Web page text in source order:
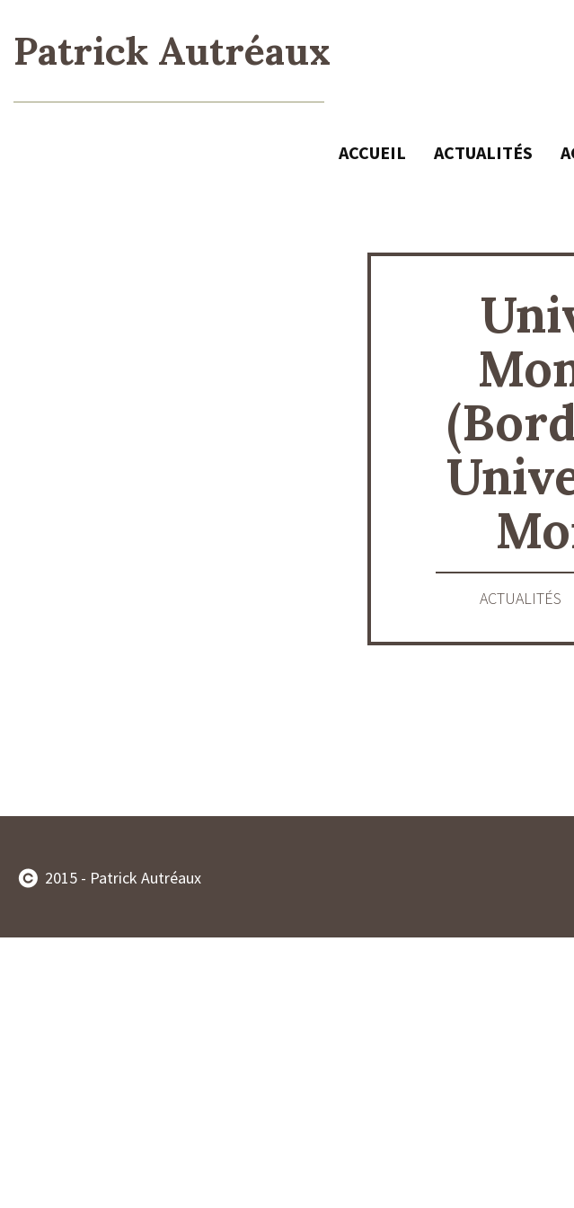
Patrick Autréaux
ACCUEIL ACTUALITÉS
ACTUALITÉS
2015 - Patrick Autréaux